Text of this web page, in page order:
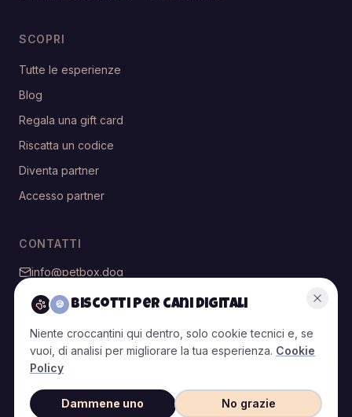
SCOPRI
Tutte le esperienze
Blog
Regala una gift card
Riscatta un codice
Diventa partner
Accesso partner
CONTATTI
info@petbox.dog
@petbox.dog
Partner
Clienti
Policy
Policy
reso
cookie
🍪 Biscotti per cani digitali
Niente croccantini qui dentro, solo cookie tecnici e, se
vuoi, di analisi per migliorare la tua esperienza. Cookie
Policy
Dammene uno No grazie